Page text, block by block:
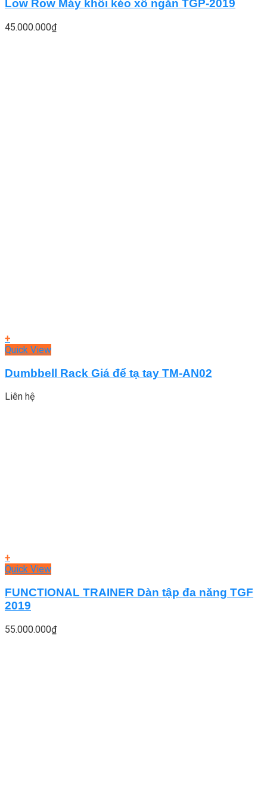
Low Row Máy khối kéo xô ngắn TGP-2019
45.000.000₫
+
Quick View
Dumbbell Rack Giá để tạ tay TM-AN02
Liên hệ
+
Quick View
FUNCTIONAL TRAINER Dàn tập đa năng TGF
2019
55.000.000₫